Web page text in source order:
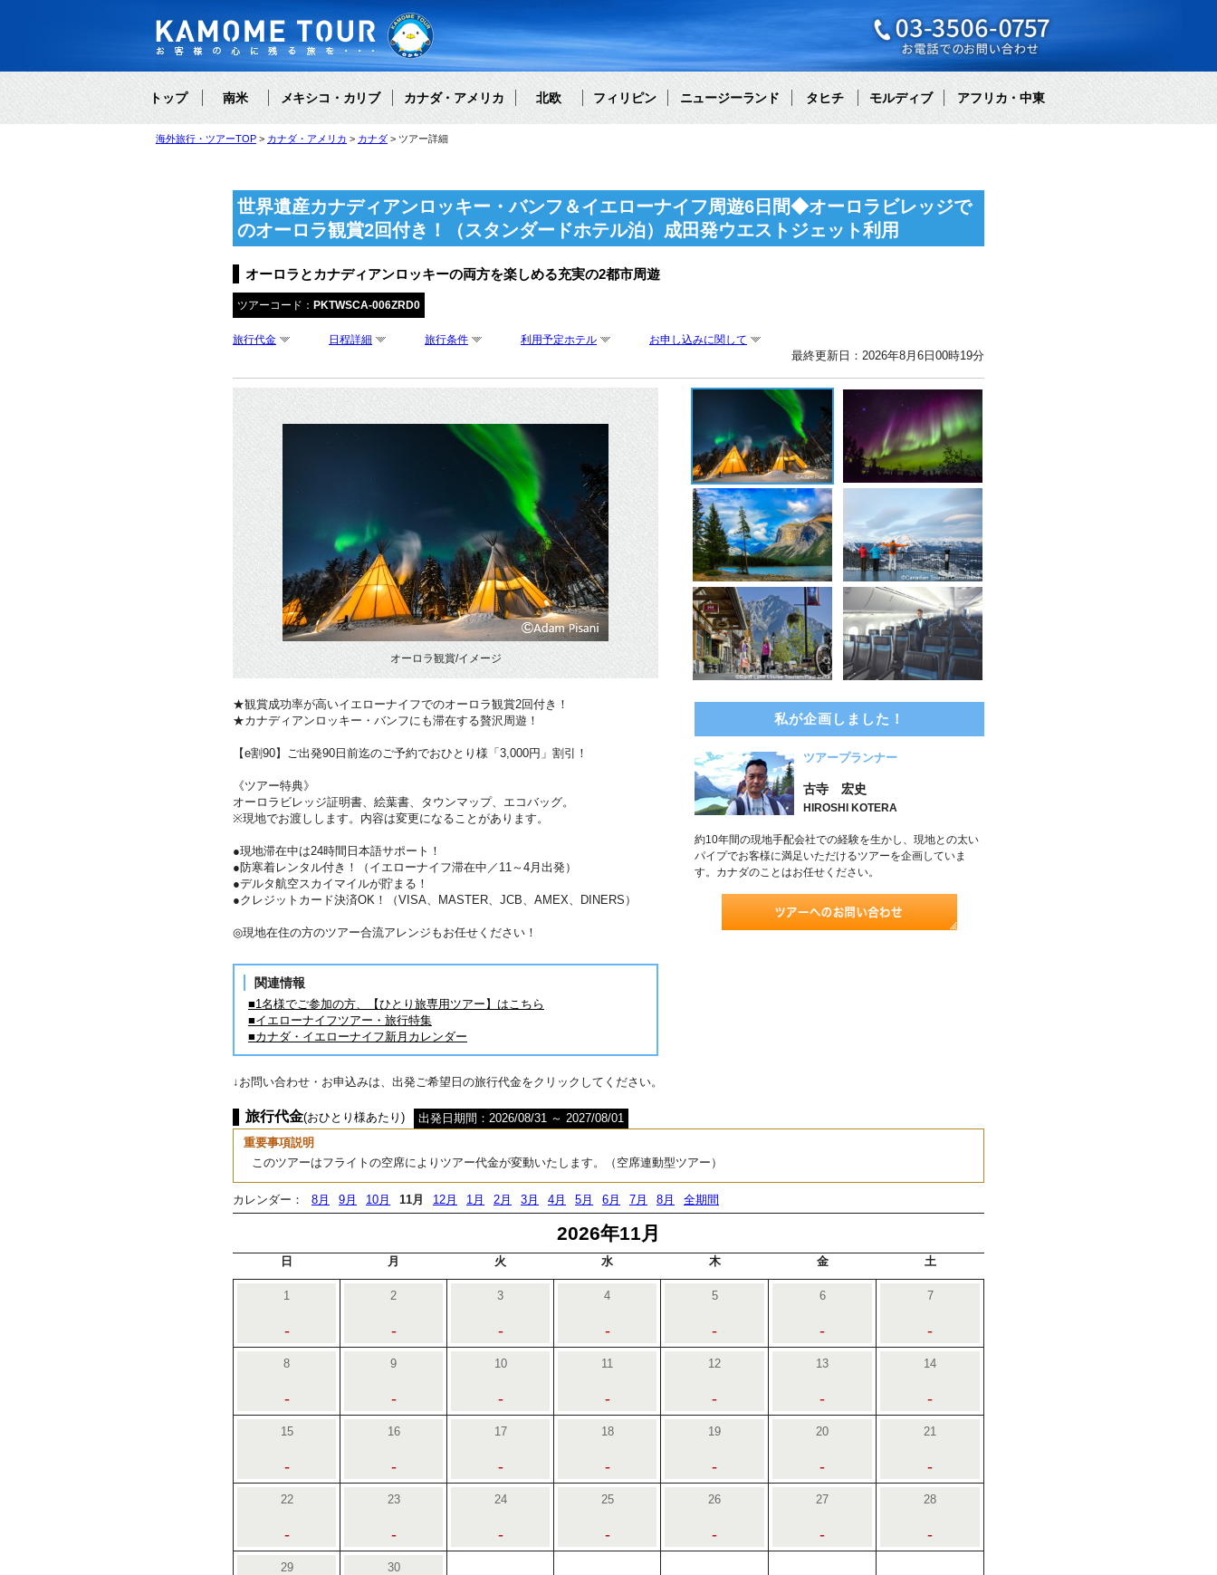
トップ 南米 メキシコ・カリブ カナダ・アメリカ 北欧 フィリピン ニュージーランド タヒチ モルディブ アフリカ・中東
海外旅行・ツアーTOP カナダ・アメリカ カナダ ツアー詳細
世界遺産カナディアンロッキー・バンフ＆イエローナイフ周遊6日間◆オーロラビレッジで
のオーロラ観賞2回付き！（スタンダードホテル泊）成田発ウエストジェット利用
オーロラとカナディアンロッキーの両方を楽しめる充実の2都市周遊
ツアーコード： PKTWSCA-006ZRD0
旅行代金 日程詳細 旅行条件 利用予定ホテル お申し込みに関して
最終更新日：2026年8月6日00時19分
オーロラ観賞/イメージ
★観賞成功率が高いイエローナイフでのオーロラ観賞2回付き！
★カナディアンロッキー・バンフにも滞在する贅沢周遊！
【e割90】ご出発90日前迄のご予約でおひとり様「3,000円」割引！
《ツアー特典》
オーロラビレッジ証明書、絵葉書、タウンマップ、エコバッグ。
※現地でお渡しします。内容は変更になることがあります。
●現地滞在中は24時間日本語サポート！
●防寒着レンタル付き！（イエローナイフ滞在中／11～4月出発）
●デルタ航空スカイマイルが貯まる！
●クレジットカード決済OK！（VISA、MASTER、JCB、AMEX、DINERS）
◎現地在住の方のツアー合流アレンジもお任せください！
関連情報
■1名様でご参加の方、【ひとり旅専用ツアー】はこちら
■イエローナイフツアー・旅行特集
■カナダ・イエローナイフ新月カレンダー
私が企画しました！
ツアープランナー
古寺 宏史
HIROSHI KOTERA
約10年間の現地手配会社での経験を生かし、現地との太い
パイプでお客様に満足いただけるツアーを企画していま
す。カナダのことはお任せください。
↓お問い合わせ・お申込みは、出発ご希望日の旅行代金をクリックしてください。
旅行代金(おひとり様あたり)
出発日期間：2026/08/31 ～ 2027/08/01
重要事項説明
このツアーはフライトの空席によりツアー代金が変動いたします。（空席連動型ツアー）
カレンダー： 8月 9月 10月 11月 12月 1月 2月 3月 4月 5月 6月 7月 8月 全期間
2026年11月
日 月 火 水 木 金 土
1
-
2
-
3
-
4
-
5
-
6
-
7
-
8
-
9
-
10
-
11
-
12
-
13
-
14
-
15
-
16
-
17
-
18
-
19
-
20
-
21
-
22
-
23
-
24
-
25
-
26
-
27
-
28
-
29 30